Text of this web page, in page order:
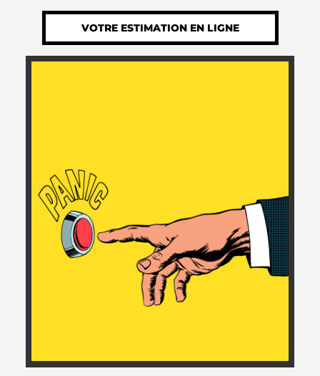
VOTRE ESTIMATION EN LIGNE